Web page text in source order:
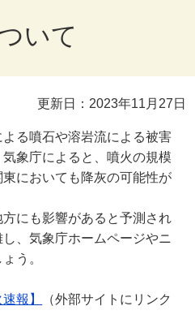
いて
更新日：2023年11月27日
る噴石や溶岩流による被害
象庁によると、噴火の規模
においても降灰の可能性が
にも影響があると予測され
、気象庁ホームページやニ
う。
報】
（外部サイトにリンク